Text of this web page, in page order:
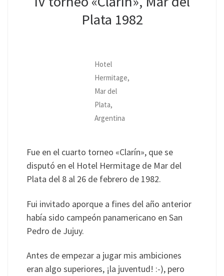
Plata 1982
Hotel
Hermitage,
Mar del
Plata,
Argentina
Fue en el cuarto torneo «Clarín», que se
disputó en el Hotel Hermitage de Mar del
Plata del 8 al 26 de febrero de 1982.
Fui invitado aporque a fines del año anterior
había sido campeón panamericano en San
Pedro de Jujuy.
Antes de empezar a jugar mis ambiciones
eran algo superiores, ¡la juventud! :-), pero